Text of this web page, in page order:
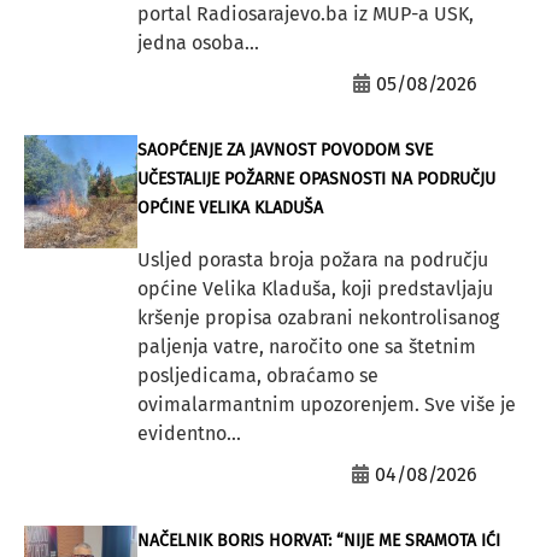
portal Radiosarajevo.ba iz MUP-a USK,
jedna osoba...
05/08/2026
SAOPĆENJE ZA JAVNOST POVODOM SVE
UČESTALIJE POŽARNE OPASNOSTI NA PODRUČJU
OPĆINE VELIKA KLADUŠA
Usljed porasta broja požara na području
općine Velika Kladuša, koji predstavljaju
kršenje propisa ozabrani nekontrolisanog
paljenja vatre, naročito one sa štetnim
posljedicama, obraćamo se
ovimalarmantnim upozorenjem. Sve više je
evidentno...
04/08/2026
NAČELNIK BORIS HORVAT: “NIJE ME SRAMOTA IĆI